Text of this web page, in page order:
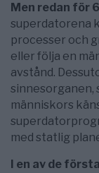
Men redan för
superdatorena
processer och
eller följa en
avstånd.
sinnesorganen,
människors
med statlig
I en av de